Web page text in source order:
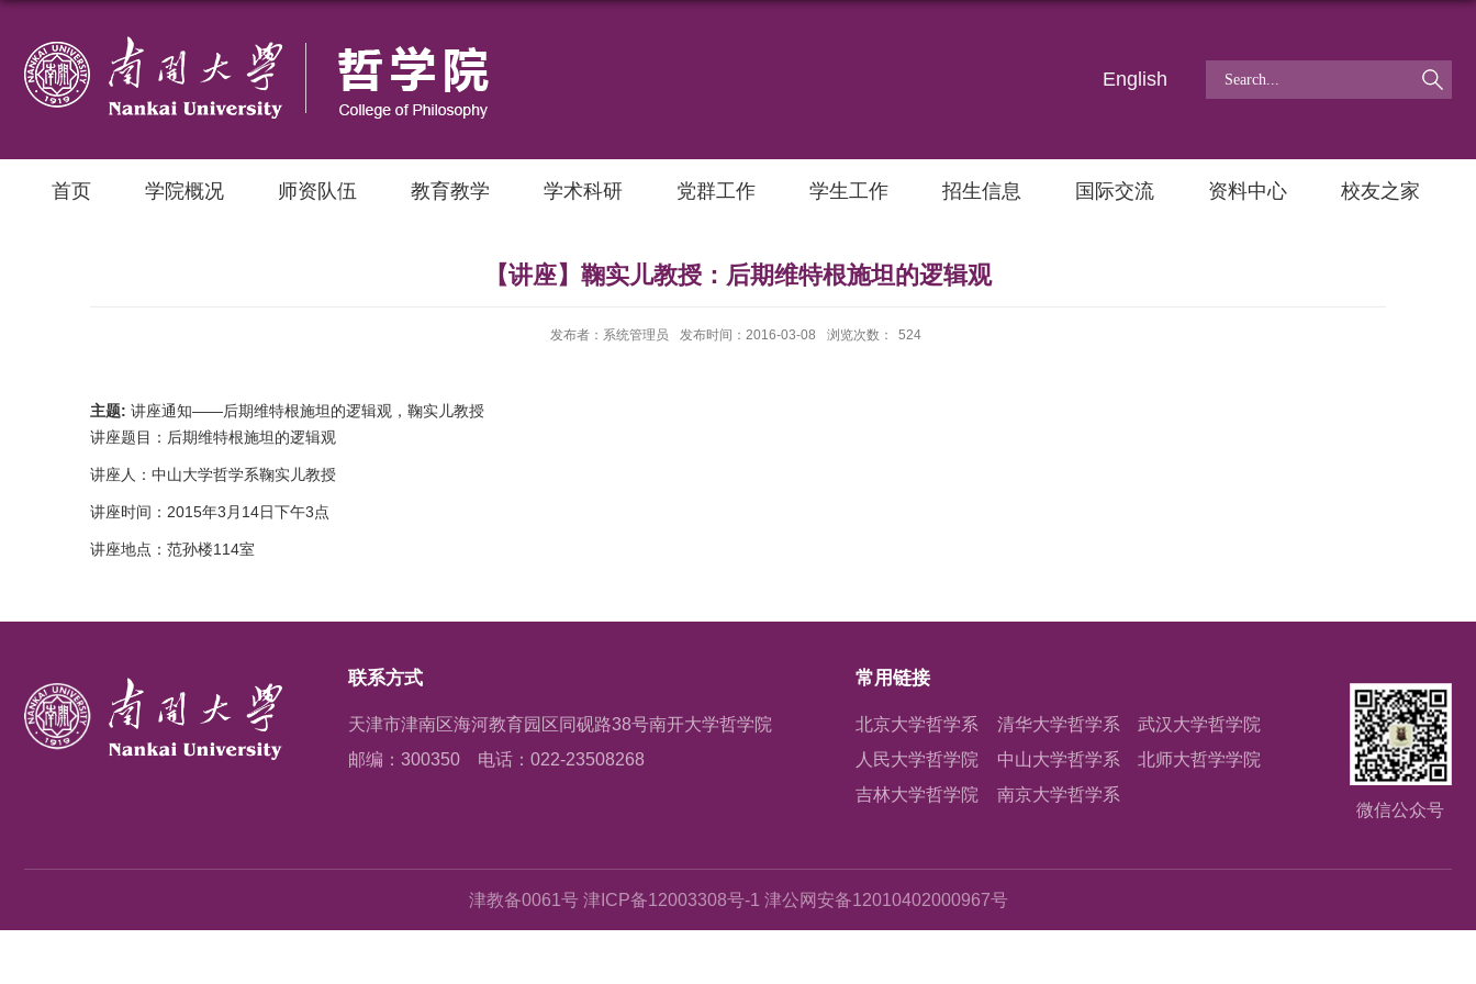
English
首页 学院概况 师资队伍 教育教学 学术科研 党群工作 学生工作 招生信息 国际交流 资料中心 校友之家
【讲座】鞠实儿教授：后期维特根施坦的逻辑观
发布者：系统管理员 发布时间：2016-03-08 浏览次数： 524
主题: 讲座通知——后期维特根施坦的逻辑观，鞠实儿教授
讲座题目：后期维特根施坦的逻辑观
讲座人：中山大学哲学系鞠实儿教授
讲座时间：2015年3月14日下午3点
讲座地点：范孙楼114室
联系方式
天津市津南区海河教育园区同砚路38号南开大学哲学院
邮编：300350
电话：022-23508268
常用链接
北京大学哲学系 清华大学哲学系
武汉大学哲学院
人民大学哲学院
中山大学哲学系
北师大哲学学院
吉林大学哲学院
南京大学哲学系
微信公众号
津教备0061号 津ICP备12003308号-1 津公网安备12010402000967号